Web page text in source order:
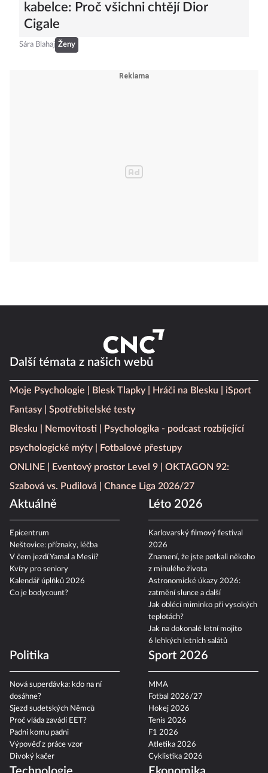
kabelce: Proč všichni chtějí Dior
Cigale
Sára Blahaj Ženy
Další témata z našich webů
Moje Psychologie Blesk Tlapky Hráči na Blesku
iSport
Fantasy
Spotřebitelské testy
Blesku
Nemovitosti
Psychologika - podcast rozbíjející
psychologické mýty
Fotbalové přestupy
ONLINE
Eventový prostor Level 9
OKTAGON 92:
Szabová vs. Pudilová
Chance Liga 2026/27
Aktuálně
Epicentrum
Neštovice: příznaky, léčba
V čem jezdí Yamal a Mesii?
Kvízy pro seniory
Kalendář úplňků 2026
Co je bodycount?
Léto 2026
Karlovarský filmový festival
2026
Znamení, že jste potkali někoho
z minulého života
Astronomické úkazy 2026:
zatmění slunce a další
Jak obléci miminko při vysokých
teplotách?
Jak na dokonalé letní mojito
6 lehkých letních salátů
Politika
Nová superdávka: kdo na ní
dosáhne?
Sjezd sudetských Němců
Proč vláda zavádí EET?
Padni komu padni
Výpověď z práce vzor
Divoký kačer
Sport 2026
MMA
Fotbal 2026/27
Hokej 2026
Tenis 2026
F1 2026
Atletika 2026
Cyklistika 2026